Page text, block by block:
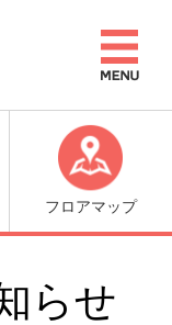
フロアマップ
らせ